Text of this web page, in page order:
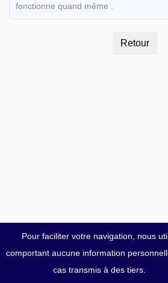
Pour faciliter votre navigation, nous
comportant aucune information
cas transmis à des tiers.
fonctionne quand même .